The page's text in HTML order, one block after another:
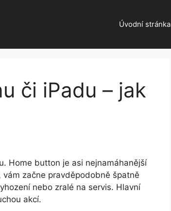
Úvodní stránka
či iPadu – jak
Home button je asi nejnamáhanější
začne pravděpodobně špatně
nebo zralé na servis. Hlavní
akcí.